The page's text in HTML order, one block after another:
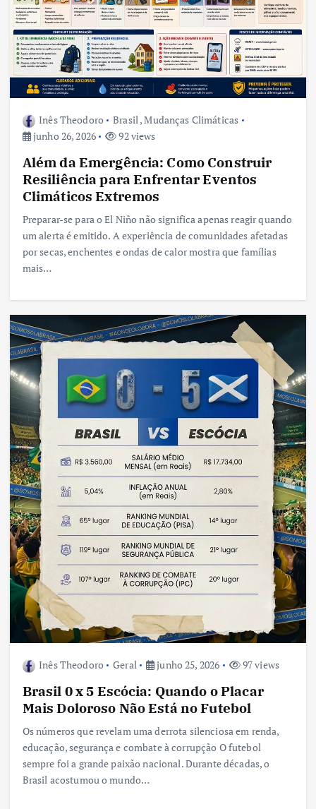
Inês Theodoro Brasil,Mudanças Climáticas
junho 26, 2026
92 views
Além da Emergência: Como Construir
Resiliência para Enfrentar Eventos
Climáticos Extremos
Preparar-se para o El Niño não significa apenas reagir quando
um alerta é emitido. A experiência de comunidades afetadas
por secas, enchentes e ondas de calor mostra que famílias
mais…
Inês Theodoro Geral junho 25, 2026 97 views
Brasil 0 x 5 Escócia: Quando o Placar
Mais Doloroso Não Está no Futebol
Os números que revelam uma derrota silenciosa em renda,
educação, segurança e combate à corrupção O futebol
sempre foi a grande paixão nacional. Durante décadas, o
Brasil acostumou o mundo…